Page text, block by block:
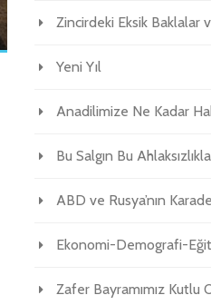
Zincirdeki Eksik Baklalar
Yeni Yıl
Anadilimize Ne Kadar
Bu Salgın Bu
ABD ve Rusya’nın
Ekonomi-Demografi-
Zafer Bayramımız Kutlu